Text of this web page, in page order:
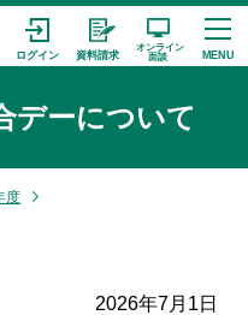
デーについて
度
2026年7月1日